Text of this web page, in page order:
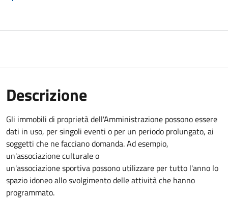
Descrizione
Gli immobili di proprietà dell'Amministrazione possono essere
dati in uso, per singoli eventi o per un periodo prolungato, ai
soggetti che ne facciano domanda. Ad esempio,
un'associazione culturale o
un'associazione sportiva possono utilizzare per tutto l'anno lo
spazio idoneo allo svolgimento delle attività che hanno
programmato.